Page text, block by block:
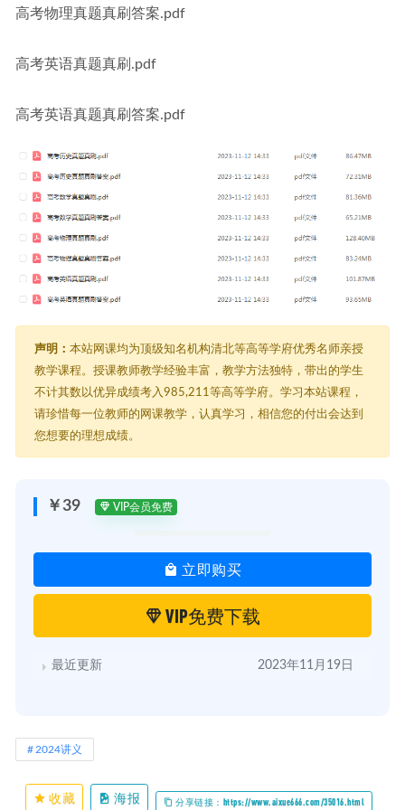
高考物理真题真刷答案.pdf
高考英语真题真刷.pdf
高考英语真题真刷答案.pdf
声明： 本站网课均为顶级知名机构清北等高等学府优秀名师亲授
教学课程。授课教师教学经验丰富，教学方法独特，带出的学生
不计其数以优异成绩考入985,211等高等学府。学习本站课程，
请珍惜每一位教师的网课教学，认真学习，相信您的付出会达到
您想要的理想成绩。
￥39 VIP会员免费
立即购买
VIP免费下载
最近更新 2023年11月19日
2024讲义
收藏 海报 分享链接：https://www.aixue666.com/35016.html